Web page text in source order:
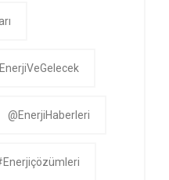
@EnerjiHaberleri